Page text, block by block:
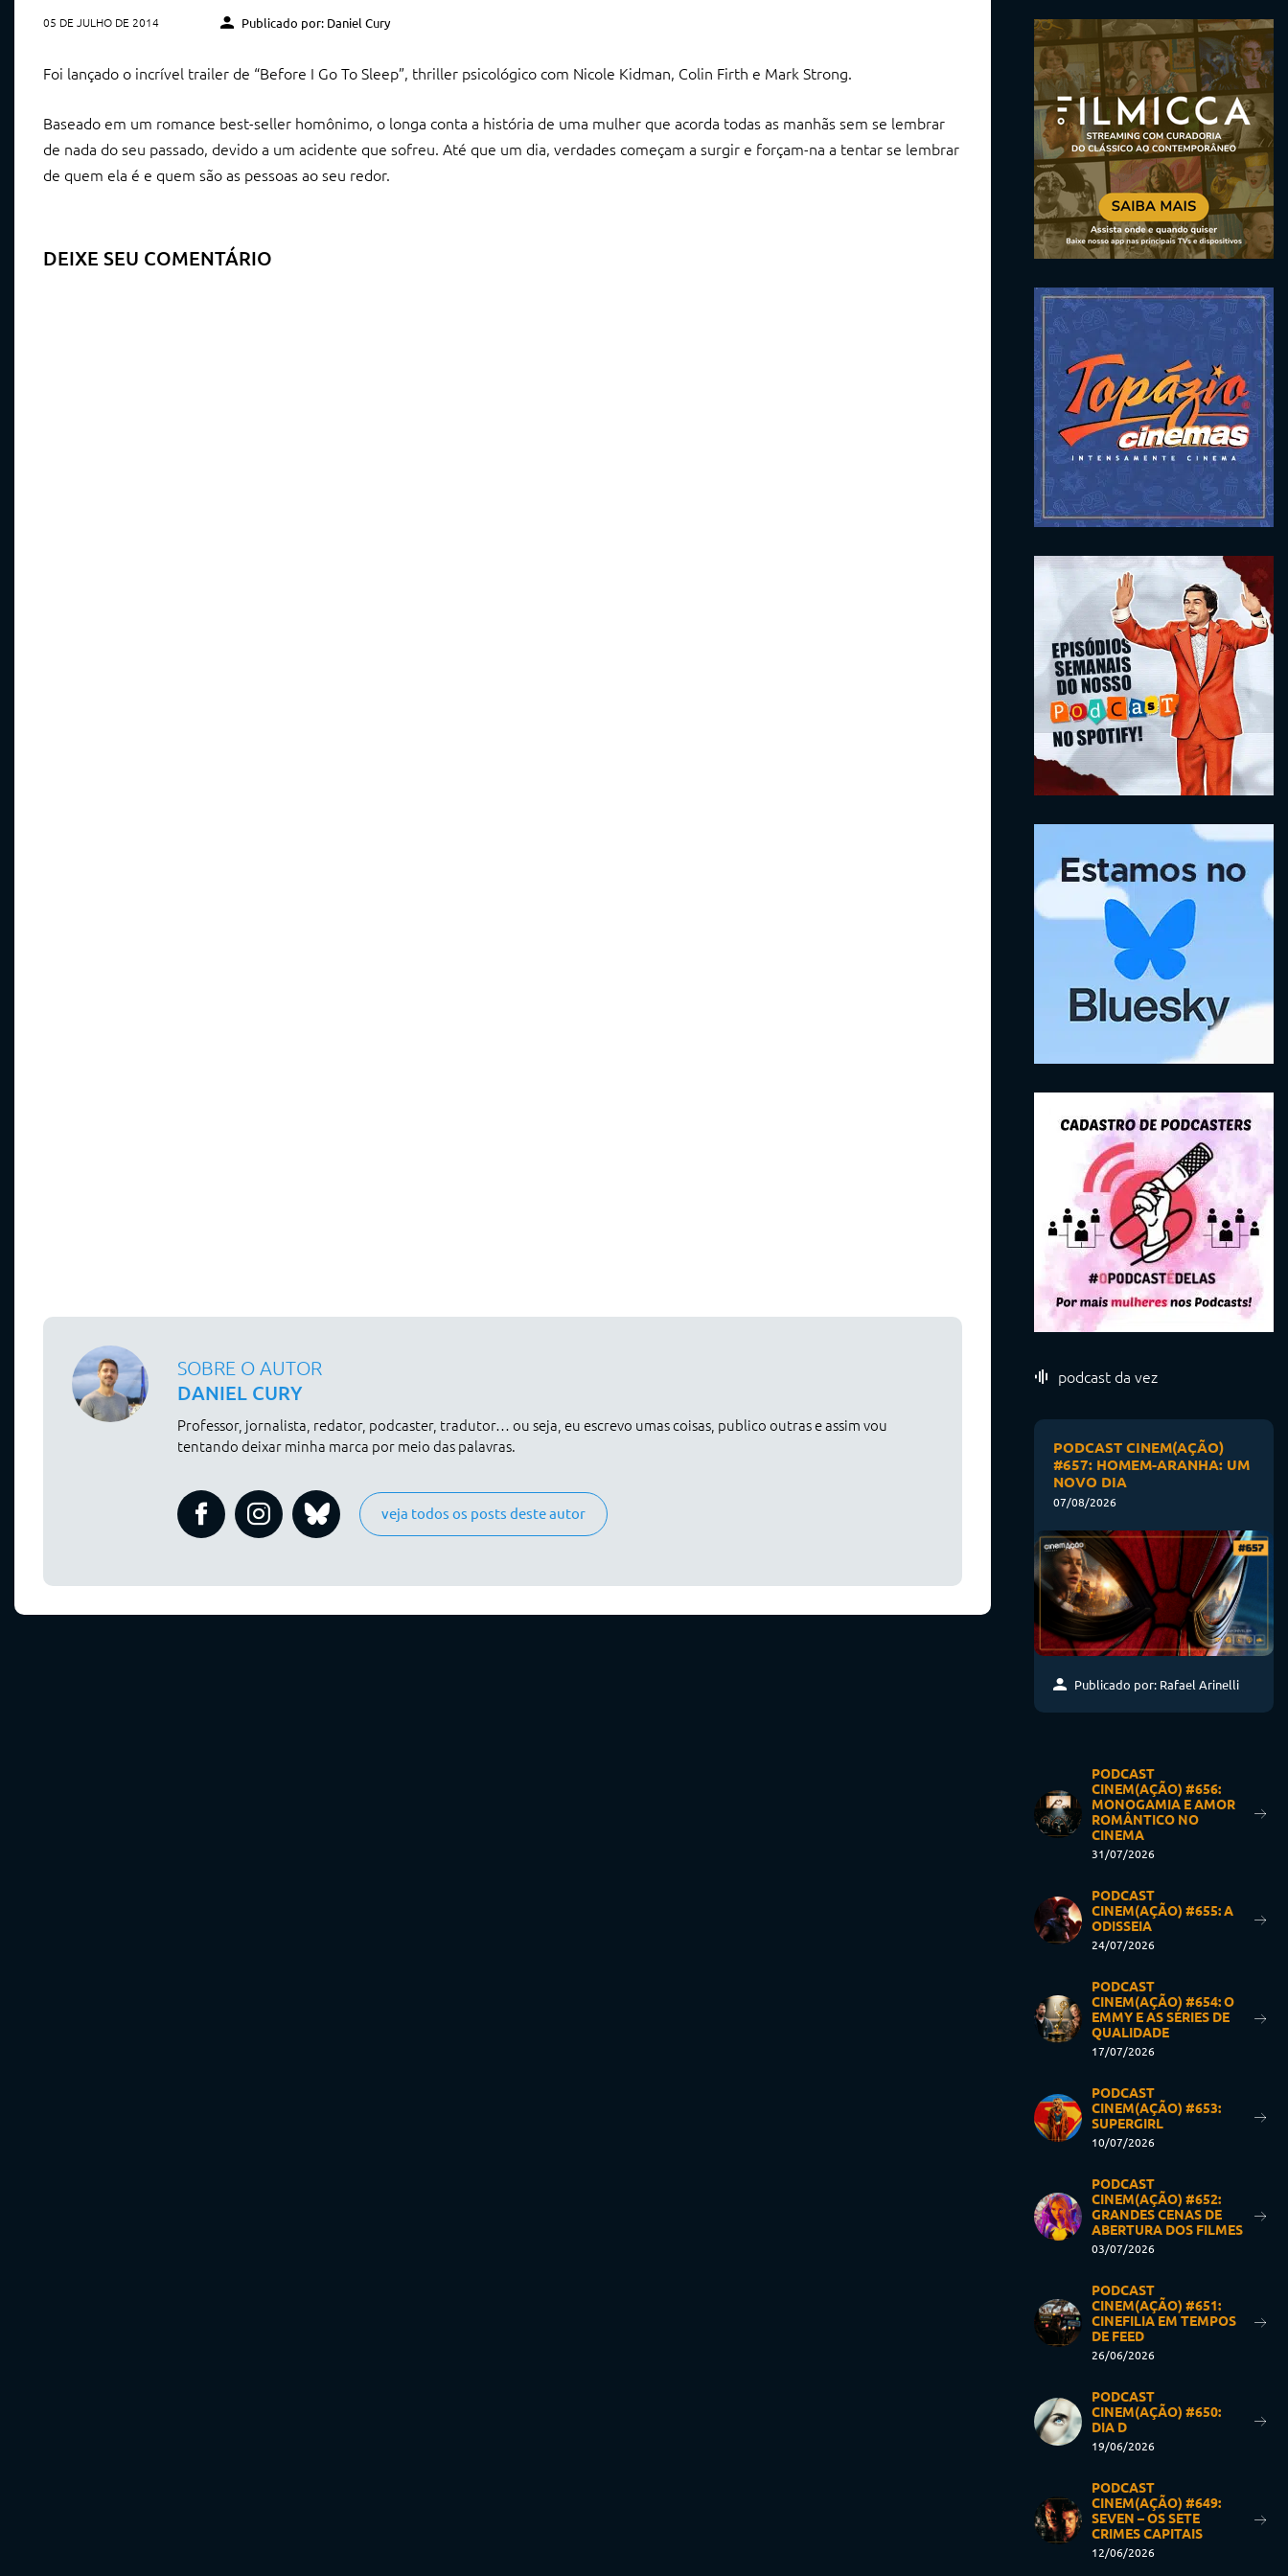
05 DE JULHO DE 2014 Publicado por: Daniel Cury
Foi lançado o incrível trailer de “Before I Go To Sleep”, thriller psicológico com Nicole Kidman, Colin Firth e Mark Strong.
Baseado em um romance best-seller homônimo, o longa conta a história de uma mulher que acorda todas as manhãs sem se lembrar
de nada do seu passado, devido a um acidente que sofreu. Até que um dia, verdades começam a surgir e forçam-na a tentar se lembrar
de quem ela é e quem são as pessoas ao seu redor.
DEIXE SEU COMENTÁRIO
SOBRE O AUTOR
DANIEL CURY
Professor, jornalista, redator, podcaster, tradutor… ou seja, eu escrevo umas coisas, publico outras e assim vou
tentando deixar minha marca por meio das palavras.
veja todos os posts deste autor
podcast da vez
PODCAST CINEM(AÇÃO)
#657: HOMEM-ARANHA: UM
NOVO DIA
07/08/2026
Publicado por: Rafael Arinelli
PODCAST
CINEM(AÇÃO) #656:
MONOGAMIA E AMOR
ROMÂNTICO NO
CINEMA
31/07/2026
PODCAST
CINEM(AÇÃO) #655: A
ODISSEIA
24/07/2026
PODCAST
CINEM(AÇÃO) #654: O
EMMY E AS SÉRIES DE
QUALIDADE
17/07/2026
PODCAST
CINEM(AÇÃO) #653:
SUPERGIRL
10/07/2026
PODCAST
CINEM(AÇÃO) #652:
GRANDES CENAS DE
ABERTURA DOS FILMES
03/07/2026
PODCAST
CINEM(AÇÃO) #651:
CINEFILIA EM TEMPOS
DE FEED
26/06/2026
PODCAST
CINEM(AÇÃO) #650:
DIA D
19/06/2026
PODCAST
CINEM(AÇÃO) #649:
SEVEN – OS SETE
CRIMES CAPITAIS
12/06/2026